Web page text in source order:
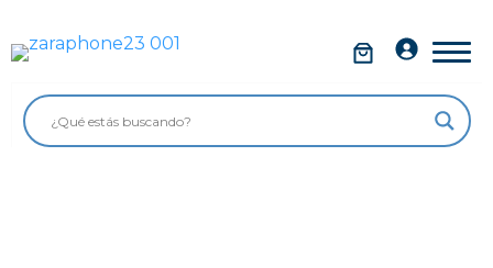
contenidoMóviles
Impolutos